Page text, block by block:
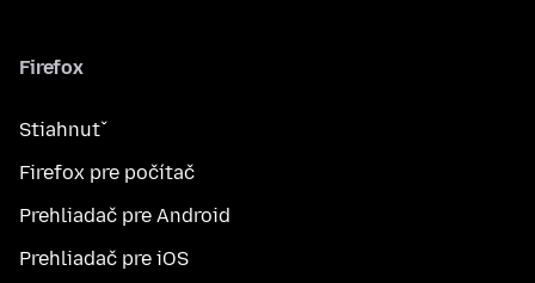
Firefox
Stiahnuť
Firefox pre počítač
Prehliadač pre Android
Prehliadač pre iOS